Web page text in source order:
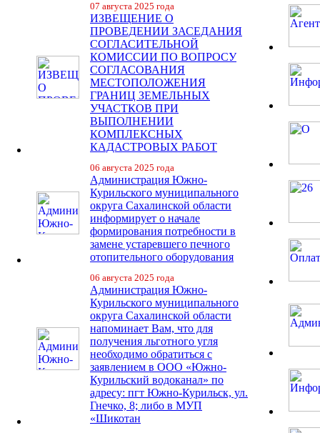
07 августа 2025 года
ИЗВЕЩЕНИЕ О
ПРОВЕДЕНИИ ЗАСЕДАНИЯ
СОГЛАСИТЕЛЬНОЙ
КОМИССИИ ПО ВОПРОСУ
СОГЛАСОВАНИЯ
МЕСТОПОЛОЖЕНИЯ
ГРАНИЦ ЗЕМЕЛЬНЫХ
УЧАСТКОВ ПРИ
ВЫПОЛНЕНИИ
КОМПЛЕКСНЫХ
КАДАСТРОВЫХ РАБОТ
06 августа 2025 года
Администрация Южно-
Курильского муниципального
округа Сахалинской области
информирует о начале
формирования потребности в
замене устаревшего печного
отопительного оборудования
06 августа 2025 года
Администрация Южно-
Курильского муниципального
округа Сахалинской области
напоминает Вам, что для
получения льготного угля
необходимо обратиться с
заявлением в ООО «Южно-
Курильский водоканал» по
адресу: пгт Южно-Курильск, ул.
Гнечко, 8; либо в МУП
«Шикотан